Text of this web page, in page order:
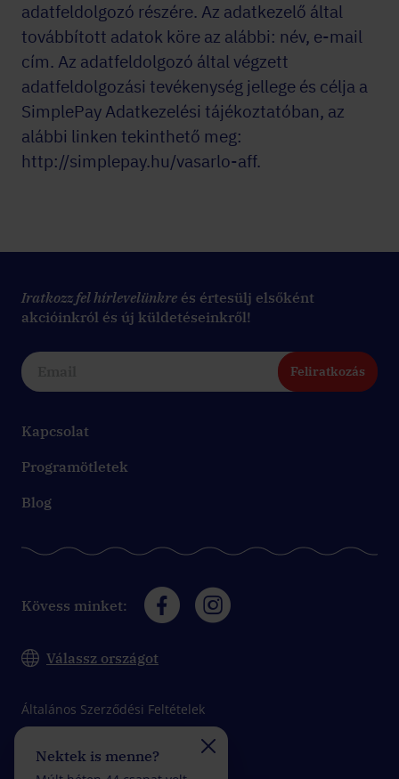
adatfeldolgozó részére. Az adatkezelő által
továbbított adatok köre az alábbi: név, e-mail
cím. Az adatfeldolgozó által végzett
adatfeldolgozási tevékenység jellege és célja a
SimplePay Adatkezelési tájékoztatóban, az
alábbi linken tekinthető meg:
http://simplepay.hu/vasarlo-aff.
Iratkozz fel hírlevelünkre és értesülj elsőként
akcióinkról és új küldetéseinkről!
Feliratkozás
Kapcsolat
Programötletek
Blog
Kövess minket:
Válassz országot
Általános Szerződési Feltételek
Impresszum
Nektek is menne?